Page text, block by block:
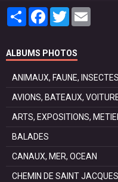
PartagerFacebook
Twitter
ALBUMS PHOTOS
ANIMAUX, FAUNE, INSECTES
AVIONS, BATEAUX,
ARTS, EXPOSITIONS,
BALADES
CANAUX, MER, OCEAN
CHEMIN DE SAINT